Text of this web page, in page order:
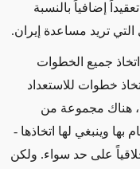
إضافياً بالنسبة
التي تريد مساعدة إيران.
جميع الخطوات
"كوفيد-19" وسط اتخاذ خطوات للاستعداد
هناك مجموعة من
بها وينبغي لها اتخاذها -
على حد سواء. ولكن